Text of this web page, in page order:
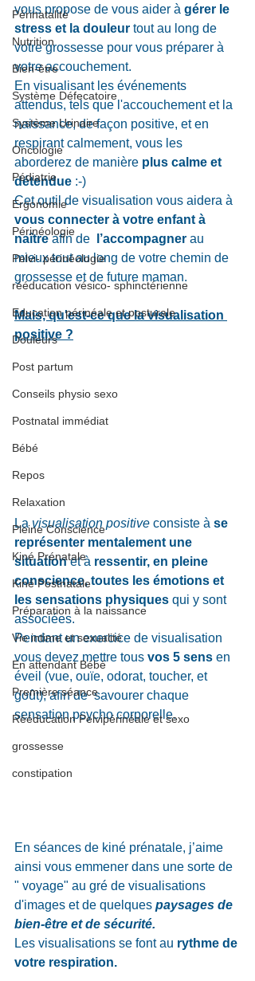
Périnatalité
Nutrition
Bien-être
Système Défecatoire
Système Urinaire
Oncologie
Pédiatrie
Ergonomie
Périnéologie
Pelvi- périnéologie
rééducation vésico- sphinctérienne
Education périnéale et posturale
Douleurs
Post partum
Conseils physio sexo
Postnatal immédiat
Bébé
Repos
Relaxation
Pleine Conscience
Kiné Prénatale
Kiné Postnatale
Préparation à la naissance
Vie intime et sexualité
En attendant Bébé
Première séance
Rééducation Pelvipérinéale et sexo
grossesse
constipation
vous propose de vous aider à gérer le
stress et la douleur tout au long de
votre grossesse pour vous préparer à
votre accouchement.
En visualisant les événements
attendus, tels que l'accouchement et la
naissance, de façon positive, et en
respirant calmement, vous les
aborderez de manière plus calme et
détendue :-)
Cet outil de visualisation vous aidera à
vous connecter à votre enfant à
naître afin de l’accompagner au
mieux tout au long de votre chemin de
grossesse et de future maman.
Mais, qu'est-ce que la visualisation
positive ?
La visualisation positive consiste à se
représenter mentalement une
situation et à ressentir, en pleine
conscience, toutes les émotions et
les sensations physiques qui y sont
associées.
Pendant un exercice de visualisation
vous devez mettre tous vos 5 sens en
éveil (vue, ouïe, odorat, toucher, et
goût), afin de  savourer chaque
sensation psycho corporelle.
En séances de kiné prénatale, j’aime
ainsi vous emmener dans une sorte de
" voyage" au gré de visualisations
d'images et de quelques paysages de
bien-être et de sécurité.
Les visualisations se font au rythme de
votre respiration.